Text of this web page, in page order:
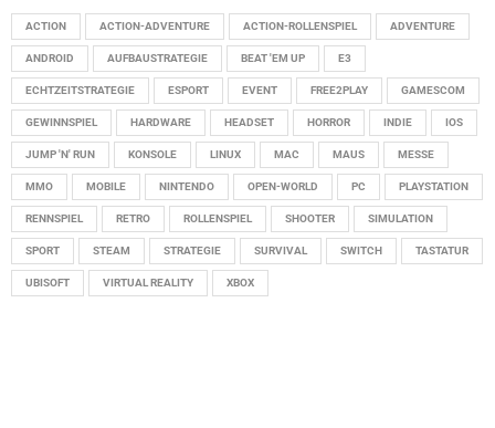
ACTION ACTION-ADVENTURE ACTION-ROLLENSPIEL ADVENTURE
ANDROID AUFBAUSTRATEGIE BEAT 'EM UP E3
ECHTZEITSTRATEGIE ESPORT EVENT FREE2PLAY GAMESCOM
GEWINNSPIEL HARDWARE HEADSET HORROR INDIE IOS
JUMP 'N' RUN KONSOLE LINUX MAC MAUS MESSE
MMO MOBILE NINTENDO OPEN-WORLD PC PLAYSTATION
RENNSPIEL RETRO ROLLENSPIEL SHOOTER SIMULATION
SPORT STEAM STRATEGIE SURVIVAL SWITCH TASTATUR
UBISOFT VIRTUAL REALITY XBOX